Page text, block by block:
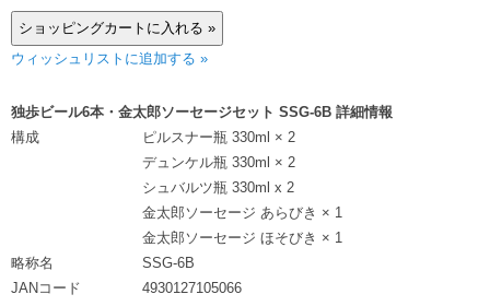
ウィッシュリストに追加する »
独歩ビール6本・金太郎ソーセージセット SSG-6B 詳細情報
構成
ピルスナー瓶 330ml × 2
デュンケル瓶 330ml × 2
シュバルツ瓶 330ml x 2
金太郎ソーセージ あらびき × 1
金太郎ソーセージ ほそびき × 1
略称名
SSG-6B
JANコード
4930127105066